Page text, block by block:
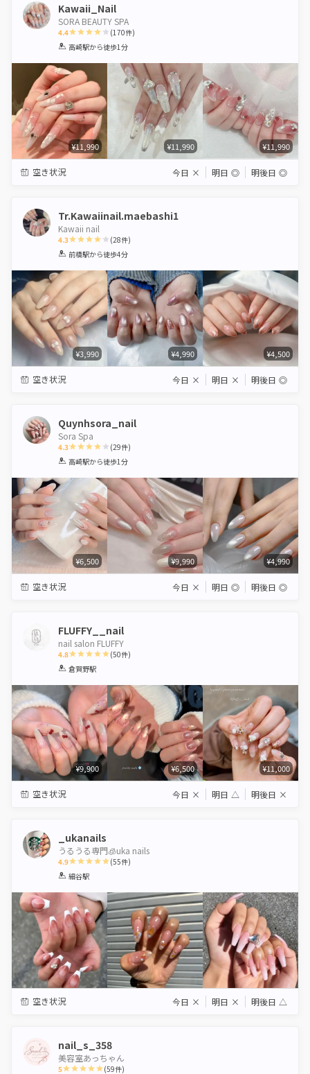
Kawaii_Nail
SORA BEAUTY SPA
4.4
1 2 3 4 5
(170件)
高崎駅から徒歩1分
¥11,990 ¥11,990 ¥11,990
空き状況 今日 × 明日 ◎ 明後日 ◎
Tr.Kawaiinail.maebashi1
Kawaii nail
4.3
1 2 3 4 5
(28件)
前橋駅から徒歩4分
¥3,990 ¥4,990 ¥4,500
空き状況 今日 × 明日 × 明後日 ◎
Quynhsora_nail
Sora Spa
4.3
1 2 3 4 5
(29件)
高崎駅から徒歩1分
¥6,500 ¥9,990 ¥4,990
空き状況 今日 × 明日 ◎ 明後日 ◎
FLUFFY__nail
nail salon FLUFFY
4.8
1 2 3 4
(50件)
倉賀野駅
¥9,900 ¥6,500 ¥11,000
空き状況 今日 × 明日 △ 明後日 ×
_ukanails
うるうる専門🧊uka nails
4.9
1 2 3
(55件)
細谷駅
空き状況 今日 × 明日 × 明後日 △
nail_s_358
美容室あっちゃん
5 (59件)